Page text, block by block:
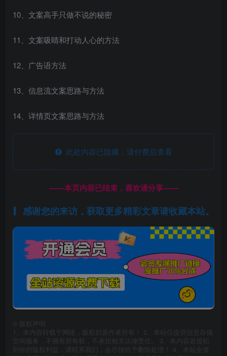
10、文案高手只做不说的秘密
11、文案吸睛和打动人心的方法
12、广告语方法
13、信息流文案思路与方法
14、详情页文案思路与方法
此处内容已隐藏，请付费后查看
------本页内容已结束，喜欢请分享------
感谢您的来访，获取更多精彩文章请收藏本站。
版权声明
1、本内容转载于网络，版权归原作者所有！ 2、本站仅提供信息存储
空间服务，不拥有所有权，不承担相关法律责任。 3、本内容若侵犯
到你的版权利益，请联系我们，会尽快给予删除处理！ 4、本站全资